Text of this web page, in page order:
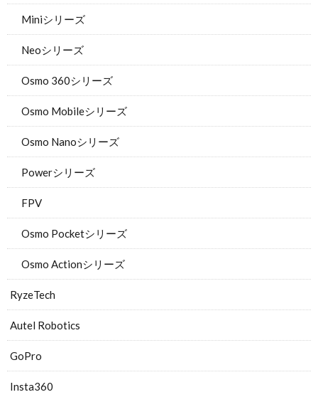
Miniシリーズ
Neoシリーズ
Osmo 360シリーズ
Osmo Mobileシリーズ
Osmo Nanoシリーズ
Powerシリーズ
FPV
Osmo Pocketシリーズ
Osmo Actionシリーズ
RyzeTech
Autel Robotics
GoPro
Insta360